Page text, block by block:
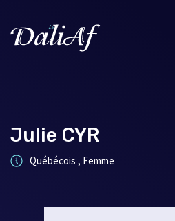
Julie CYR
Québécois , Femme